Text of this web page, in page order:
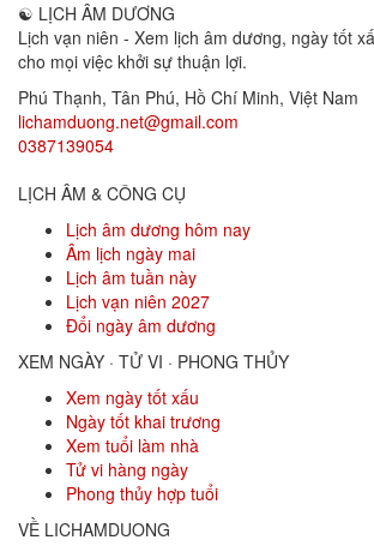
☯ LỊCH ÂM DƯƠNG
Lịch vạn niên - Xem lịch âm dương, ngày tốt
cho mọi việc khởi sự thuận lợi.
Phú Thạnh, Tân Phú, Hồ Chí Minh, Việt Nam
lichamduong.net@gmail.com
0387139054
LỊCH ÂM & CÔNG CỤ
Lịch âm dương hôm nay
Âm lịch ngày mai
Lịch âm tuần này
Lịch vạn niên 2027
Đổi ngày âm dương
XEM NGÀY · TỬ VI · PHONG THỦY
Xem ngày tốt xấu
Ngày tốt khai trương
Xem tuổi làm nhà
Tử vi hàng ngày
Phong thủy hợp tuổi
VỀ LICHAMDUONG